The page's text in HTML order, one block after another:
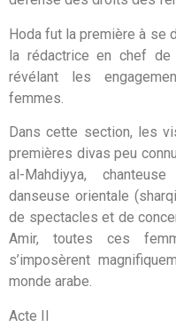
Hoda fut la première à se
la rédactrice en chef de
révélant les
femmes.
Dans cette section, les
premières divas peu
al-Mahdiyya,
danseuse orientale
de spectacles et de
Amir, toutes ces
s’imposèrent
monde arabe.
Acte II